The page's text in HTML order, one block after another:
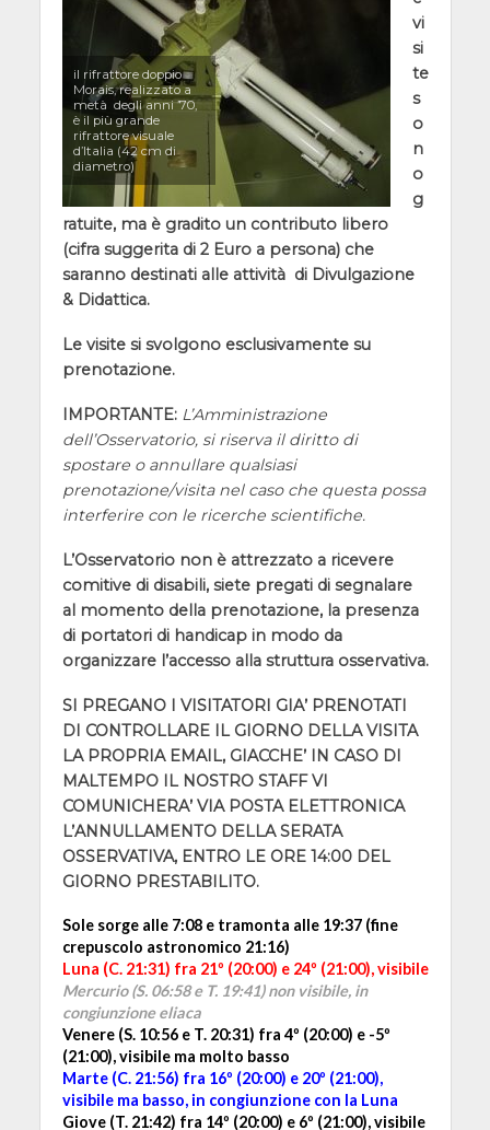
il rifrattore doppio
Morais, realizzato a
metà degli anni ’70,
è il più grande
rifrattore visuale
d’Italia (42 cm di
diametro)
vi
si
te
s
o
n
o
g
ratuite, ma è gradito un contributo libero
(cifra suggerita di 2 Euro a persona) che
saranno destinati alle attività di Divulgazione
& Didattica.
Le visite si svolgono esclusivamente su
prenotazione.
IMPORTANTE: L’Amministrazione
dell’Osservatorio, si riserva il diritto di
spostare o annullare qualsiasi
prenotazione/visita nel caso che questa possa
interferire con le ricerche scientifiche.
L’Osservatorio non è attrezzato a ricevere
comitive di disabili, siete pregati di segnalare
al momento della prenotazione, la presenza
di portatori di handicap in modo da
organizzare l’accesso alla struttura osservativa.
SI PREGANO I VISITATORI GIA’ PRENOTATI
DI CONTROLLARE IL GIORNO DELLA VISITA
LA PROPRIA EMAIL, GIACCHE’ IN CASO DI
MALTEMPO IL NOSTRO STAFF VI
COMUNICHERA’ VIA POSTA ELETTRONICA
L’ANNULLAMENTO DELLA SERATA
OSSERVATIVA, ENTRO LE ORE 14:00 DEL
GIORNO PRESTABILITO.
Sole sorge alle 7:08 e tramonta alle 19:37 (fine
crepuscolo astronomico 21:16)
Luna (C. 21:31) fra 21º (20:00) e 24º (21:00), visibile
Mercurio (S. 06:58 e T. 19:41) non visibile, in
congiunzione eliaca
Venere (S. 10:56 e T. 20:31) fra 4º (20:00) e -5º
(21:00), visibile ma molto basso
Marte (C. 21:56) fra 16º (20:00) e 20º (21:00),
visibile ma basso, in congiunzione con la Luna
Giove (T. 21:42) fra 14º (20:00) e 6º (21:00), visibile